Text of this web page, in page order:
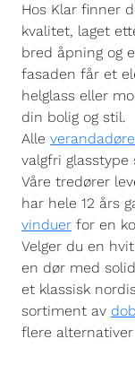
Hos Klar finner
kvalitet, laget
bred åpning og
fasaden får et
helglass eller
din bolig og stil.
Alle
valgfri glasstype
Våre tredører
har hele 12 års
vinduer for en
Velger du en
en dør med
et klassisk
sortiment av
flere alternativer